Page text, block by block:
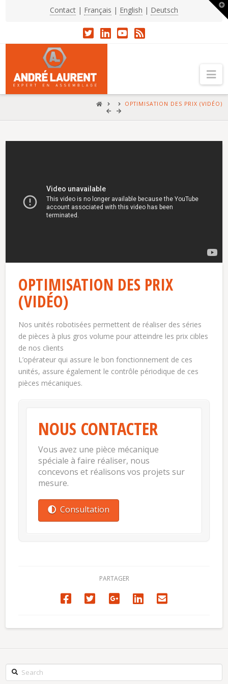
Contact | Français | English | Deutsch
HOME OPTIMISATION DES PRIX (VIDÉO)
OPTIMISATION DES PRIX
(VIDÉO)
Nos unités robotisées permettent de réaliser des séries
de pièces à plus gros volume pour atteindre les prix cibles
de nos clients
L’opérateur qui assure le bon fonctionnement de ces
unités, assure également le contrôle périodique de ces
pièces mécaniques.
NOUS CONTACTER
Vous avez une pièce mécanique
spéciale à faire réaliser, nous
concevons et réalisons vos projets sur
mesure.
Consultation
PARTAGER
Search